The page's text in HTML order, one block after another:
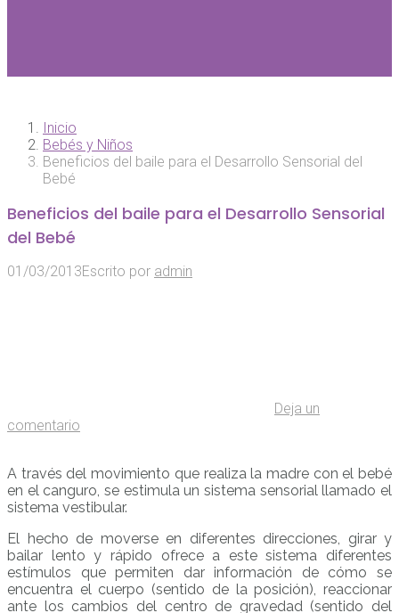
Inicio
Bebés y Niños
Beneficios del baile para el Desarrollo Sensorial del
Bebé
Beneficios del baile para el Desarrollo Sensorial
del Bebé
01/03/2013Escrito por admin
Deja un
comentario
A través del movimiento que realiza la madre con el bebé
en el canguro, se estimula un sistema sensorial llamado el
sistema vestibular.
El hecho de moverse en diferentes direcciones, girar y
bailar lento y rápido ofrece a este sistema diferentes
estímulos que permiten dar información de cómo se
encuentra el cuerpo (sentido de la posición), reaccionar
ante los cambios del centro de gravedad (sentido del